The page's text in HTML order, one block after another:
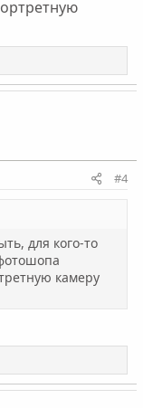
#4
для кого-то
камеру